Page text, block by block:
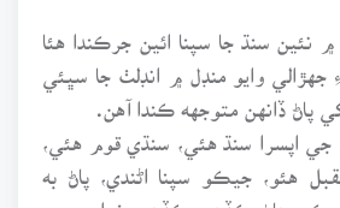
نئين سنڌ جا سپنا ائين جرڪندا هئا
جهڙالي وايو منڊل ۾ انڊلٺ جا سڀئي
پاڻ ڏانهن متوجهه ڪندا آهن.
اپسرا سنڌ هئي، سنڌي قوم هئي،
هئو، جيڪو سپنا اڻندي، پاڻ به
جيڪو هاڻ ڪڏهن ڪڏهن خوابن جي